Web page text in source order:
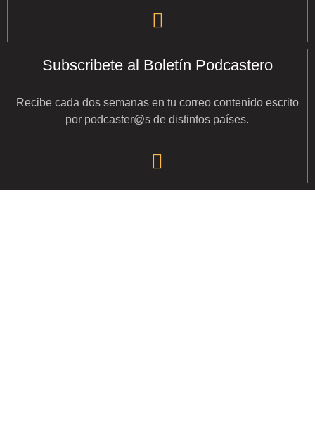
Subscribete al Boletín Podcastero
Recibe cada dos semanas en tu correo contenido escrito
por podcaster@s de distintos países.